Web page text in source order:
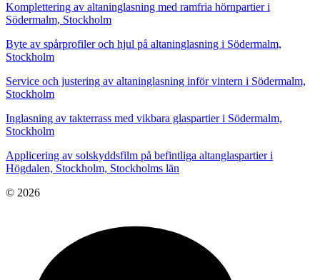
Komplettering av altaninglasning med ramfria hörnpartier i
Södermalm, Stockholm
Byte av spårprofiler och hjul på altaninglasning i Södermalm,
Stockholm
Service och justering av altaninglasning inför vintern i Södermalm,
Stockholm
Inglasning av takterrass med vikbara glaspartier i Södermalm,
Stockholm
Applicering av solskyddsfilm på befintliga altanglaspartier i
Högdalen, Stockholm, Stockholms län
© 2026